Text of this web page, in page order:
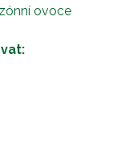
ovoce